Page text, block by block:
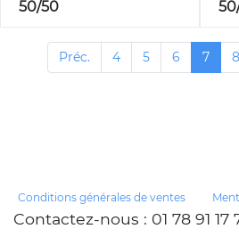
50/50
Préc. 4 5 6 7 8
Conditions générales de ventes
Contactez-nous : 01 78 91 17